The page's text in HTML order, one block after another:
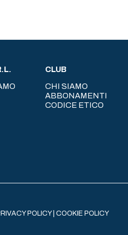
CLUB
CHI SIAMO
ABBONAMENTI
CODICE ETICO
POLICY| COOKIE POLICY